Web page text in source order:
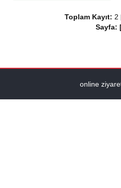
Toplam Kayıt: 2
Sayfa:
online